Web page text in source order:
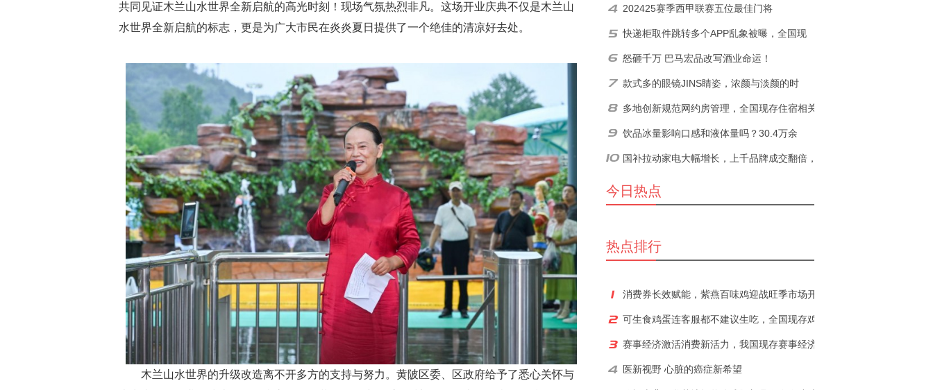
共同见证木兰山水世界全新启航的高光时刻！现场气氛热烈非凡。这场开业庆典不仅是木兰山
水世界全新启航的标志，更是为广大市民在炎炎夏日提供了一个绝佳的清凉好去处。
木兰山水世界的升级改造离不开多方的支持与努力。黄陂区委、区政府给予了悉心关怀与
202425赛季西甲联赛五位最佳门将
快递柜取件跳转多个APP乱象被曝，全国现
怒砸千万 巴马宏品改写酒业命运！
款式多的眼镜JINS睛姿，浓颜与淡颜的时
多地创新规范网约房管理，全国现存住宿相关
饮品冰量影响口感和液体量吗？30.4万余
国补拉动家电大幅增长，上千品牌成交翻倍，
今日热点
热点排行
消费券长效赋能，紫燕百味鸡迎战旺季市场开
可生食鸡蛋连客服都不建议生吃，全国现存鸡
赛事经济激活消费新活力，我国现存赛事经济
医新视野 心脏的癌症新希望